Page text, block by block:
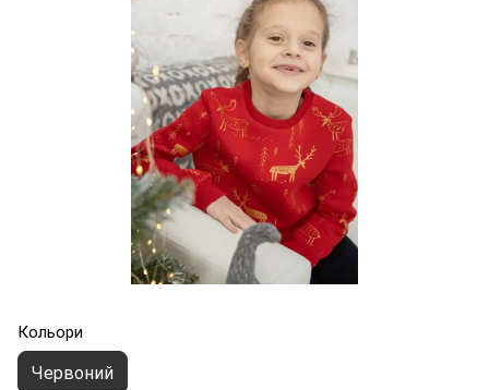
Кольори
Червоний